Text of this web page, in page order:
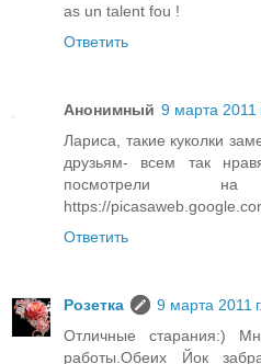
as un talent fou !
Ответить
Анонимный 9 марта 2011
Лариса, такие куколки
друзьям- всем так
посмотрели
https://
Ответить
Розетка
9 марта 2011
Отличные старания:)
работы.Обеих Йок